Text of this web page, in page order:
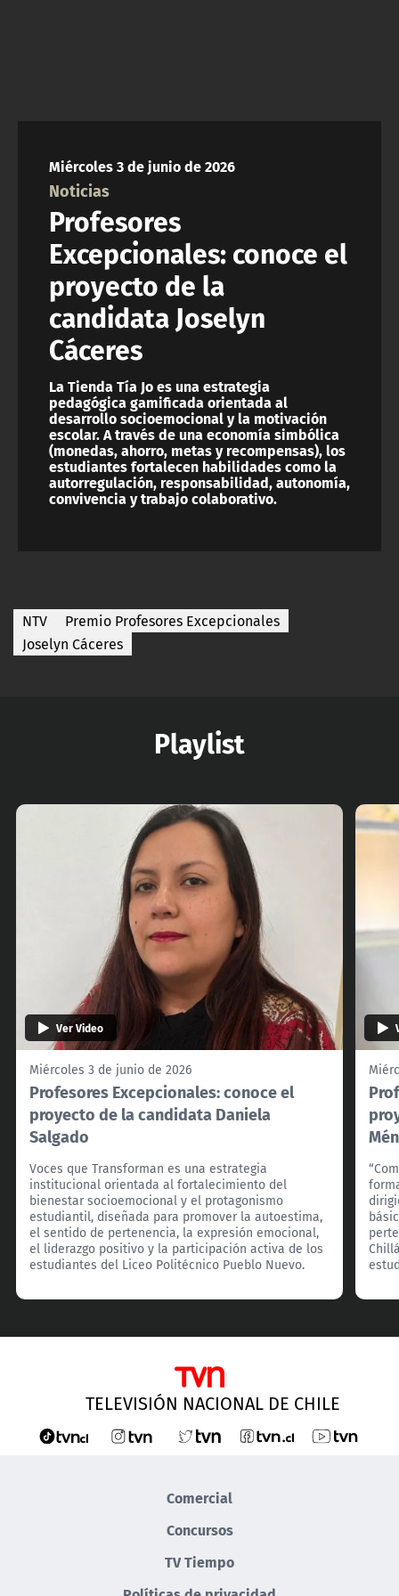
CANAL DE DENUNCIAS
ÁREA DE PROYECTOS
Miércoles 3 de junio de 2026
Noticias
Profesores
Excepcionales: conoce el
proyecto de la
candidata Joselyn
Cáceres
La Tienda Tía Jo es una estrategia
pedagógica gamificada orientada al
desarrollo socioemocional y la motivación
escolar. A través de una economía simbólica
(monedas, ahorro, metas y recompensas), los
estudiantes fortalecen habilidades como la
autorregulación, responsabilidad, autonomía,
convivencia y trabajo colaborativo.
NTV
Premio Profesores Excepcionales
Joselyn Cáceres
Playlist
Ver Video
Miércoles 3 de junio de 2026
Profesores Excepcionales: conoce el
proyecto de la candidata Daniela
Salgado
Voces que Transforman es una estrategia
institucional orientada al fortalecimiento del
bienestar socioemocional y el protagonismo
estudiantil, diseñada para promover la autoestima,
el sentido de pertenencia, la expresión emocional,
el liderazgo positivo y la participación activa de los
estudiantes del Liceo Politécnico Pueblo Nuevo.
TELEVISIÓN NACIONAL DE CHILE
Comercial
Concursos
TV Tiempo